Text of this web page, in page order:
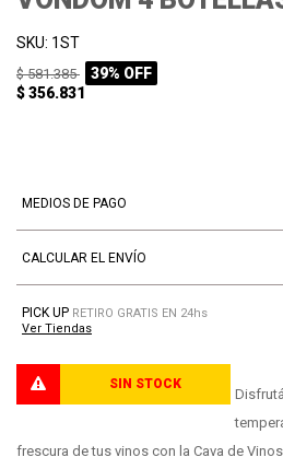
SKU: 1ST
$ 581.385
39% OFF
$ 356.831
MEDIOS DE PAGO
CALCULAR EL ENVÍO
PICK UP RETIRO GRATIS EN 24hs
Ver Tiendas
SIN STOCK
PROCESANDO
frescura de tus vinos con la Cava de